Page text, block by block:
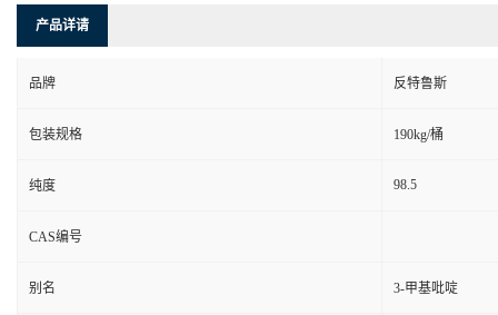
产品详请
品牌 反特鲁斯
包装规格 190kg/桶
纯度 98.5
CAS编号
别名 3-甲基吡啶